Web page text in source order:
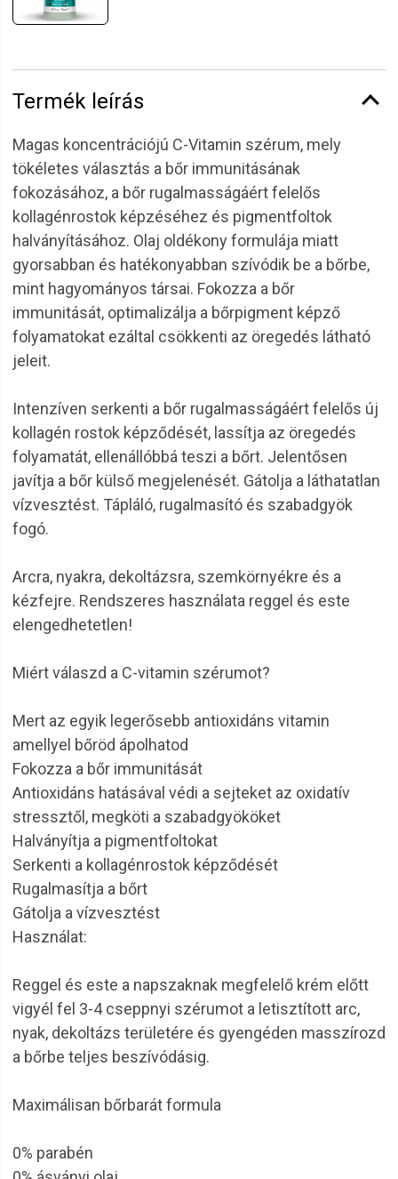
Termék leírás
Magas koncentrációjú C-Vitamin szérum, mely
tökéletes választás a bőr immunitásának
fokozásához, a bőr rugalmasságáért felelős
kollagénrostok képzéséhez és pigmentfoltok
halványításához. Olaj oldékony formulája miatt
gyorsabban és hatékonyabban szívódik be a bőrbe,
mint hagyományos társai. Fokozza a bőr
immunitását, optimalizálja a bőrpigment képző
folyamatokat ezáltal csökkenti az öregedés látható
jeleit.
Intenzíven serkenti a bőr rugalmasságáért felelős új
kollagén rostok képződését, lassítja az öregedés
folyamatát, ellenállóbbá teszi a bőrt. Jelentősen
javítja a bőr külső megjelenését. Gátolja a láthatatlan
vízvesztést. Tápláló, rugalmasító és szabadgyök
fogó.
Arcra, nyakra, dekoltázsra, szemkörnyékre és a
kézfejre. Rendszeres használata reggel és este
elengedhetetlen!
Miért válaszd a C-vitamin szérumot?
Mert az egyik legerősebb antioxidáns vitamin
amellyel bőröd ápolhatod
Fokozza a bőr immunitását
Antioxidáns hatásával védi a sejteket az oxidatív
stressztől, megköti a szabadgyököket
Halványítja a pigmentfoltokat
Serkenti a kollagénrostok képződését
Rugalmasítja a bőrt
Gátolja a vízvesztést
Használat:
Reggel és este a napszaknak megfelelő krém előtt
vigyél fel 3-4 cseppnyi szérumot a letisztított arc,
nyak, dekoltázs területére és gyengéden masszírozd
a bőrbe teljes beszívódásig.
Maximálisan bőrbarát formula
0% parabén